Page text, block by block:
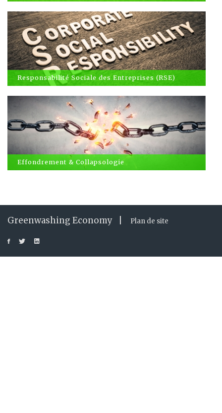
Responsabilité Sociale des Entreprises (RSE)
Effondrement & Collapsologie
Greenwashing Economy | Plan de site